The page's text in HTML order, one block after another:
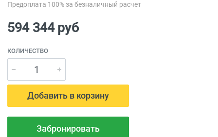
Предоплата 100% за безналичный расчет
594 344руб
КОЛИЧЕСТВО
Добавить в корзину
Забронировать